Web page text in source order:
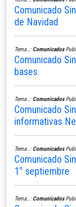
Comunicado
de Navidad
Tema..: Comunicados
Comunicado
bases
Tema..: Comunicados
Comunicado
informativas
Tema..: Comunicados
Comunicado
1° septiembre
Tema..: Comunicados